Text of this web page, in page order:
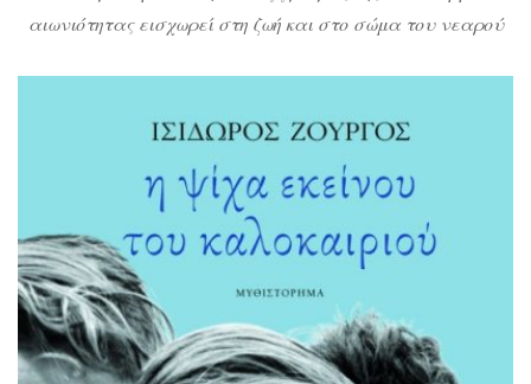
αιωνιότητας εισχωρεί στη ζωή και στο σώμα του νεαρού
θρύλου του ανοίγει ξανά, αυτή τη φορά στις συνοικίες
νεαρός συγγραφέας-Φάουστ θα πάρει τον δρόμο […]